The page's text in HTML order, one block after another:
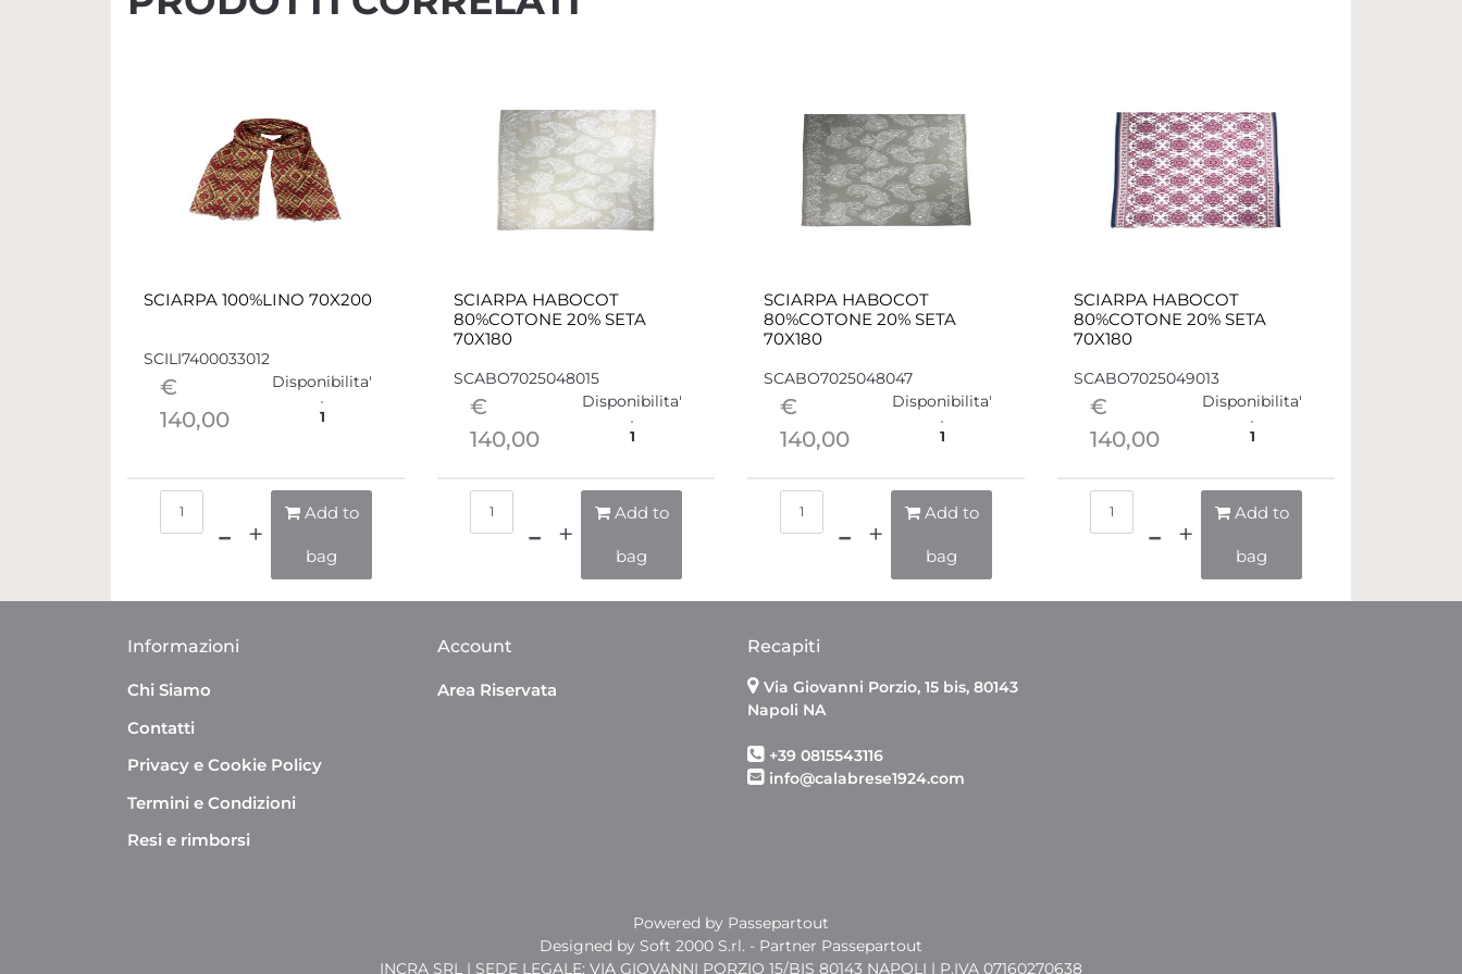
SCIARPA 100%LINO 70X200
SCILI7400033012
€
140,00
Disponibilita'
1
Add to
bag
SCIARPA HABOCOT
80%COTONE 20% SETA
70X180
SCABO7025048015
€
140,00
Disponibilita'
1
Add to
bag
SCIARPA HABOCOT
80%COTONE 20% SETA
70X180
SCABO7025048047
€
140,00
Disponibilita'
1
Add to
bag
SCIARPA HABOCOT
80%COTONE 20% SETA
70X180
SCABO7025049013
€
140,00
Disponibilita'
1
Add to
bag
Informazioni
Chi Siamo
Contatti
Privacy e Cookie Policy
Termini e Condizioni
Resi e rimborsi
Account
Area Riservata
Recapiti
Via Giovanni Porzio, 15 bis, 80143
Napoli NA
+39 0815543116
info@calabrese1924.com
Powered by Passepartout
Designed by Soft 2000 S.rl. - Partner Passepartout
INCRA SRL | SEDE LEGALE: VIA GIOVANNI PORZIO 15/BIS 80143 NAPOLI | P.IVA 07160270638